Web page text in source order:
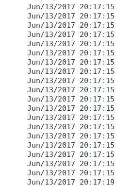
Jun/13/2017 20 : 17 : 15
Jun/13/2017 20 : 17 : 15
Jun/13/2017 20 : 17 : 15
Jun/13/2017 20 : 17 : 15
Jun/13/2017 20 : 17 : 15
Jun/13/2017 20 : 17 : 15
Jun/13/2017 20 : 17 : 15
Jun/13/2017 20 : 17 : 15
Jun/13/2017 20 : 17 : 15
Jun/13/2017 20 : 17 : 15
Jun/13/2017 20 : 17 : 15
Jun/13/2017 20 : 17 : 15
Jun/13/2017 20 : 17 : 15
Jun/13/2017 20 : 17 : 15
Jun/13/2017 20 : 17 : 15
Jun/13/2017 20 : 17 : 15
Jun/13/2017 20 : 17 : 15
Jun/13/2017 20 : 17 : 15
Jun/13/2017 20 : 17 : 15
Jun/13/2017 20 : 17 : 19